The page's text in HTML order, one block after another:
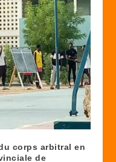
corps arbitral en
de